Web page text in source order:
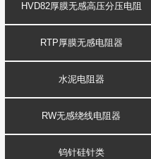
HVD82厚膜无感高压分压电阻
RTP厚膜无感电阻器
水泥电阻器
RW无感绕线电阻器
钨针硅针类